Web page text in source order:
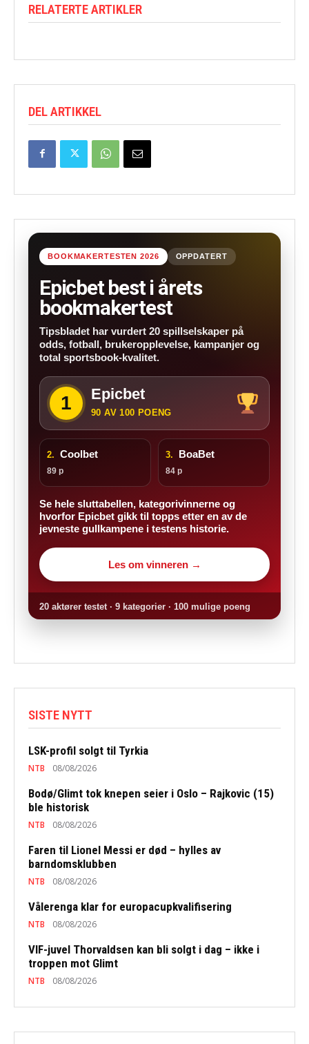
RELATERTE ARTIKLER
DEL ARTIKKEL
BOOKMAKERTESTEN 2026 OPPDATERT
Epicbet best i årets
bookmakertest
Tipsbladet har vurdert 20 spillselskaper på
odds, fotball, brukeropplevelse, kampanjer og
total sportsbook-kvalitet.
1 Epicbet
90 AV 100 POENG
2. Coolbet
89 p
3. BoaBet
84 p
Se hele sluttabellen, kategorivinnerne og
hvorfor Epicbet gikk til topps etter en av de
jevneste gullkampene i testens historie.
Les om vinneren →
20 aktører testet · 9 kategorier · 100 mulige poeng
SISTE NYTT
LSK-profil solgt til Tyrkia
NTB 08/08/2026
Bodø/Glimt tok knepen seier i Oslo – Rajkovic (15)
ble historisk
NTB 08/08/2026
Faren til Lionel Messi er død – hylles av
barndomsklubben
NTB 08/08/2026
Vålerenga klar for europacupkvalifisering
NTB 08/08/2026
VIF-juvel Thorvaldsen kan bli solgt i dag – ikke i
troppen mot Glimt
NTB 08/08/2026